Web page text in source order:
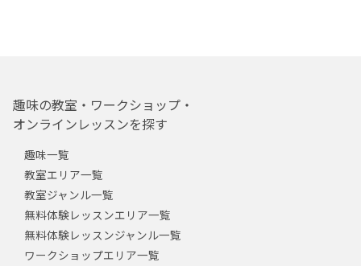
趣味の教室・ワークショップ・
オンラインレッスンを探す
趣味一覧
教室エリア一覧
教室ジャンル一覧
無料体験レッスンエリア一覧
無料体験レッスンジャンル一覧
ワークショップエリア一覧